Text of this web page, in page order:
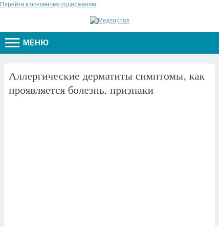
Перейти к основному содержанию
МЕНЮ
Аллергические дерматиты симптомы, как
проявляется болезнь, признаки